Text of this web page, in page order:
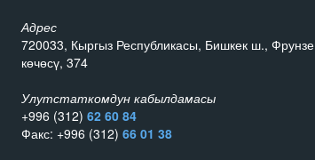
Адрес
720033, Кыргыз Республикасы, Бишкек ш., Фрунзе
көчөсү, 374
Улутстаткомдун кабылдамасы
+996 (312) 62 60 84
Факс: +996 (312) 66 01 38